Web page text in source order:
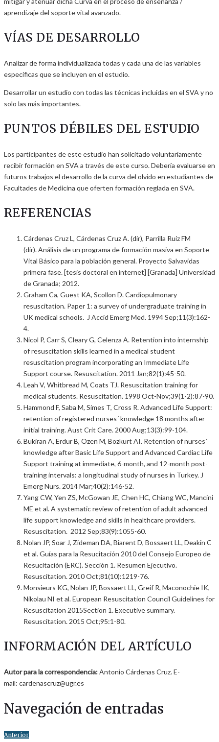
aprendizaje del soporte vital avanzado.
VÍAS DE DESARROLLO
Analizar de forma individualizada todas y cada una de las variables
específicas que se incluyen en el estudio.
Desarrollar un estudio con todas las técnicas incluidas en el SVA y no
solo las más importantes.
PUNTOS DÉBILES DEL ESTUDIO
Los participantes de este estudio han solicitado voluntariamente
recibir formación en SVA a través de este curso. Debería evaluarse en
futuros trabajos el desarrollo de la curva del olvido en estudiantes de
Facultades de Medicina que oferten formación reglada en SVA.
REFERENCIAS
Cárdenas Cruz L, Cárdenas Cruz A. (dir), Parrilla Ruiz FM
(dir). Análisis de un programa de formación masiva en Soporte
Vital Básico para la población general. Proyecto Salvavidas
primera fase. [tesis doctoral en internet] [Granada] Universidad
de Granada; 2012.
Graham Ca, Guest KA, Scollon D. Cardiopulmonary
resuscitation. Paper 1: a survey of undergraduate training in
UK medical schools. J Accid Emerg Med. 1994 Sep;11(3):162-
4.
Nicol P, Carr S, Cleary G, Celenza A. Retention into internship
of resuscitation skills learned in a medical student
resuscitation program incorporating an Immediate Life
Support course. Resuscitation. 2011 Jan;82(1):45-50.
Leah V, Whitbread M, Coats TJ. Resuscitation training for
medical students. Resuscitation. 1998 Oct-Nov;39(1-2):87-90.
Hammond F, Saba M, Simes T, Cross R. Advanced Life Support:
retention of registered nurses´ knowledge 18 months after
initial training. Aust Crit Care. 2000 Aug;13(3):99-104.
Bukiran A, Erdur B, Ozen M, Bozkurt AI. Retention of nurses´
knowledge after Basic Life Support and Advanced Cardiac Life
Support training at immediate, 6-month, and 12-month post-
training intervals: a longitudinal study of nurses in Turkey. J
Emerg Nurs. 2014 Mar;40(2):146-52.
Yang CW, Yen ZS, McGowan JE, Chen HC, Chiang WC, Mancini
ME et al. A systematic review of retention of adult advanced
life support knowledge and skills in healthcare providers.
Resuscitation. 2012 Sep;83(9):1055-60.
Nolan JP, Soar J, Zideman DA, Biarent D, Bossaert LL, Deakin C
et al. Guías para la Resucitación 2010 del Consejo Europeo de
Resucitación (ERC). Sección 1. Resumen Ejecutivo.
Resuscitation. 2010 Oct;81(10):1219-76.
Monsieurs KG, Nolan JP, Bossaert LL, Greif R, Maconochie IK,
Nikolau NI et al. European Resuscitation Council Guidelines for
Resuscitation 2015Section 1. Executive summary.
Resuscitation. 2015 Oct;95:1-80.
INFORMACIÓN DEL ARTÍCULO
Autor para la correspondencia:Antonio Cárdenas Cruz. E-
mail: cardenascruz@ugr.es
Navegación de entradas
Anterior